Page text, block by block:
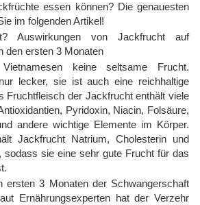
essen können? Die genauesten
im folgenden Artikel!
Auswirkungen von Jackfrucht auf
den ersten 3 Monaten
keine seltsame Frucht.
lecker, sie ist auch eine reichhaltige
Fruchtfleisch der Jackfrucht enthält viele
Pyridoxin, Niacin, Folsäure,
andere wichtige Elemente im Körper.
Jackfrucht Natrium, Cholesterin und
sodass sie eine sehr gute Frucht für das
ersten 3 Monaten der Schwangerschaft
Ernährungsexperten hat der Verzehr